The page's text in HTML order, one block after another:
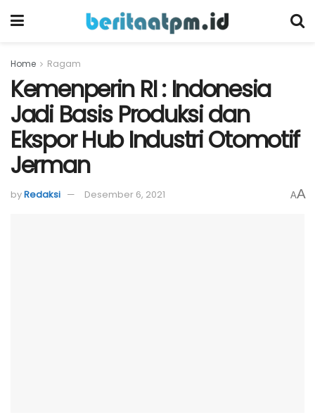
Home Ragam
Kemenperin RI : Indonesia
Jadi Basis Produksi dan
Ekspor Hub Industri Otomotif
Jerman
byRedaksi Desember 6, 2021 AA